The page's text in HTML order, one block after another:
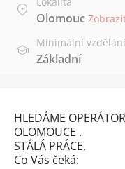
Olomouc
Minimální vzdělání
Základní
HLEDÁME
OLOMOUCE .
STÁLÁ PRÁCE.
Co Vás čeká: